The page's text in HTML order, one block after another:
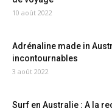
10 août 2022
Adrénaline made in
incontournables
3 août 2022
Surf en Australie : A la